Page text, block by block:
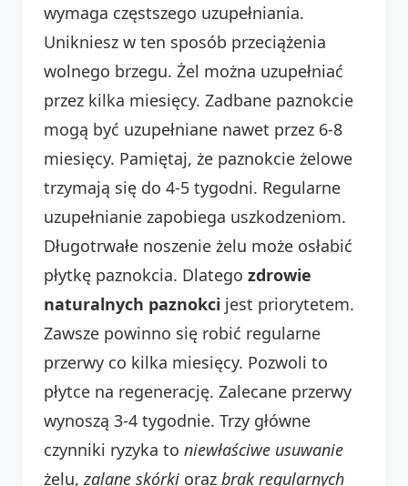
wymaga częstszego uzupełniania.
Unikniesz w ten sposób przeciążenia
wolnego brzegu. Żel można uzupełniać
przez kilka miesięcy. Zadbane paznokcie
mogą być uzupełniane nawet przez 6-8
miesięcy. Pamiętaj, że paznokcie żelowe
trzymają się do 4-5 tygodni. Regularne
uzupełnianie zapobiega uszkodzeniom.
Długotrwałe noszenie żelu może osłabić
płytkę paznokcia. Dlatego zdrowie
naturalnych paznokci jest priorytetem.
Zawsze powinno się robić regularne
przerwy co kilka miesięcy. Pozwoli to
płytce na regenerację. Zalecane przerwy
wynoszą 3-4 tygodnie. Trzy główne
czynniki ryzyka to niewłaściwe usuwanie
żelu, zalane skórki oraz brak regularnych